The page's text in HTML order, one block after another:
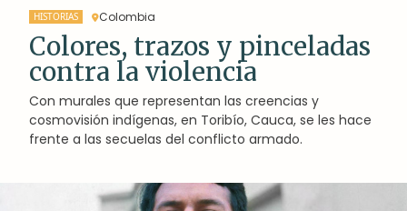
HISTORIAS Colombia
Colores, trazos y pinceladas
contra la violencia
Con murales que representan las creencias y
cosmovisión indígenas, en Toribío, Cauca, se les hace
frente a las secuelas del conflicto armado.